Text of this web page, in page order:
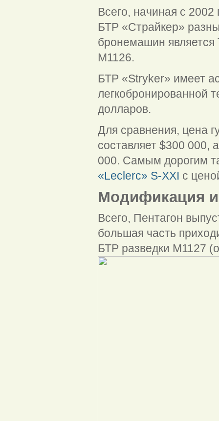
Всего, начиная с
БТР «Страйкер»
бронемашин
М1126.
БТР «Stryker» имеет
легкобронированной
долларов.
Для сравнения, цена
составляет $300 000,
000. Самым дорогим
«Leclerc» S-XXI с
Модификация
Всего, Пентагон
большая часть
БТР разведки M1127